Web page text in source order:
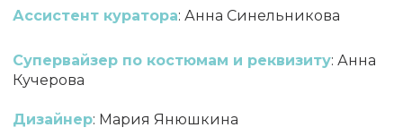
Ассистент куратора: Анна Синельникова
Супервайзер по костюмам и реквизиту: Анна
Кучерова
Дизайнер: Мария Янюшкина